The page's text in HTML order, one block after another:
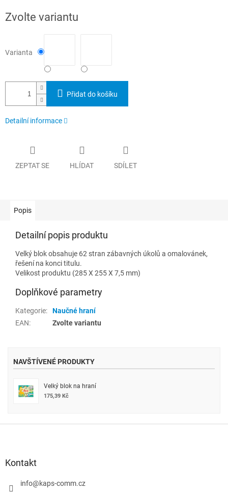
cena:
Zvolte variantu
Varianta
Přidat do košíku
Detailní informace
ZEPTAT SE HLÍDAT SDÍLET
Popis
Detailní popis produktu
Velký blok obsahuje 62 stran zábavných úkolů a omalovánek,
řešení na konci titulu.
Velikost produktu (285 X 255 X 7,5 mm)
Doplňkové parametry
Kategorie:
Naučné hraní
EAN: Zvolte variantu
NAVŠTÍVENÉ PRODUKTY
Velký blok na hraní
175,39 Kč
Kontakt
info@kaps-comm.cz